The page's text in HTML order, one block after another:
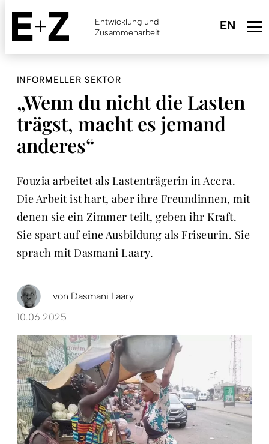
Skip
main
content
Entwicklung und
Zusammenarbeit
INFORMELLER SEKTOR
„Wenn du nicht die Lasten
trägst, macht es jemand
anderes“
Fouzia arbeitet als Lastenträgerin in Accra.
Die Arbeit ist hart, aber ihre Freundinnen, mit
denen sie ein Zimmer teilt, geben ihr Kraft.
Sie spart auf eine Ausbildung als Friseurin. Sie
sprach mit Dasmani Laary.
von Dasmani Laary
10.06.2025